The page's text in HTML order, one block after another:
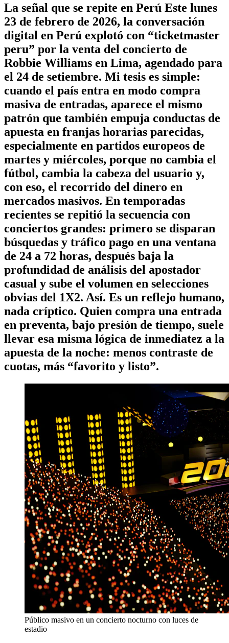
La señal que se repite en Perú Este lunes
23 de febrero de 2026, la conversación
digital en Perú explotó con “ticketmaster
peru” por la venta del concierto de
Robbie Williams en Lima, agendado para
el 24 de setiembre. Mi tesis es simple:
cuando el país entra en modo compra
masiva de entradas, aparece el mismo
patrón que también empuja conductas de
apuesta en franjas horarias parecidas,
especialmente en partidos europeos de
martes y miércoles, porque no cambia el
fútbol, cambia la cabeza del usuario y,
con eso, el recorrido del dinero en
mercados masivos. En temporadas
recientes se repitió la secuencia con
conciertos grandes: primero se disparan
búsquedas y tráfico pago en una ventana
de 24 a 72 horas, después baja la
profundidad de análisis del apostador
casual y sube el volumen en selecciones
obvias del 1X2. Así. Es un reflejo humano,
nada críptico. Quien compra una entrada
en preventa, bajo presión de tiempo, suele
llevar esa misma lógica de inmediatez a la
apuesta de la noche: menos contraste de
cuotas, más “favorito y listo”.
Público masivo en un concierto nocturno con luces de
estadio